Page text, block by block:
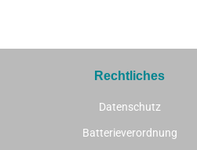
Rechtliches
Datenschutz
Batterieverordnung